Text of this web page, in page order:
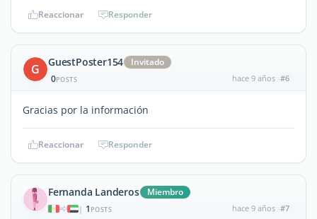
Reaccionar Responder
G GuestPoster154
Invitado
0POSTS hace 9 años #6
Gracias por la información
Reaccionar Responder
Fernanda Landeros Miembro
| 1 POSTS hace 9 años #7